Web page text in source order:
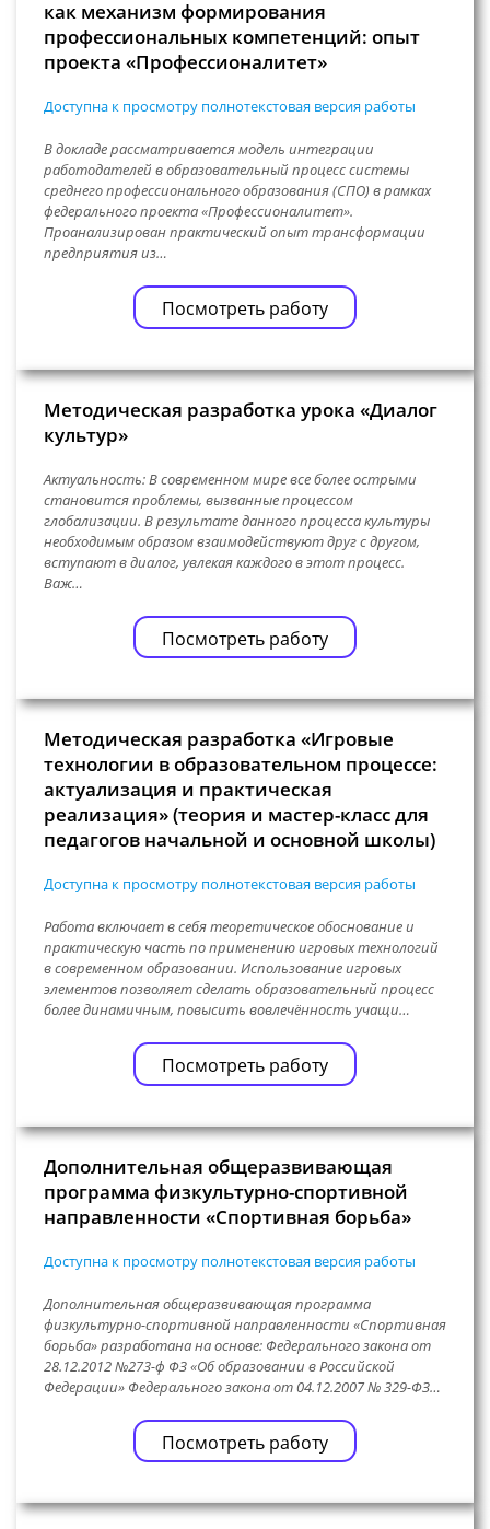
как механизм формирования
профессиональных компетенций: опыт
проекта «Профессионалитет»
Доступна к просмотру полнотекстовая версия работы
В докладе рассматривается модель интеграции
работодателей в образовательный процесс системы
среднего профессионального образования (СПО) в рамках
федерального проекта «Профессионалитет».
Проанализирован практический опыт трансформации
предприятия из…
Посмотреть работу
Методическая разработка урока «Диалог
культур»
Актуальность: В современном мире все более острыми
становится проблемы, вызванные процессом
глобализации. В результате данного процесса культуры
необходимым образом взаимодействуют друг с другом,
вступают в диалог, увлекая каждого в этот процесс.
Важ…
Посмотреть работу
Методическая разработка «Игровые
технологии в образовательном процессе:
актуализация и практическая
реализация» (теория и мастер-класс для
педагогов начальной и основной школы)
Доступна к просмотру полнотекстовая версия работы
Работа включает в себя теоретическое обоснование и
практическую часть по применению игровых технологий
в современном образовании. Использование игровых
элементов позволяет сделать образовательный процесс
более динамичным, повысить вовлечённость учащи…
Посмотреть работу
Дополнительная общеразвивающая
программа физкультурно-спортивной
направленности «Спортивная борьба»
Доступна к просмотру полнотекстовая версия работы
Дополнительная общеразвивающая программа
физкультурно-спортивной направленности «Спортивная
борьба» разработана на основе: Федерального закона от
28.12.2012 №273-ф ФЗ «Об образовании в Российской
Федерации» Федерального закона от 04.12.2007 № 329-ФЗ…
Посмотреть работу